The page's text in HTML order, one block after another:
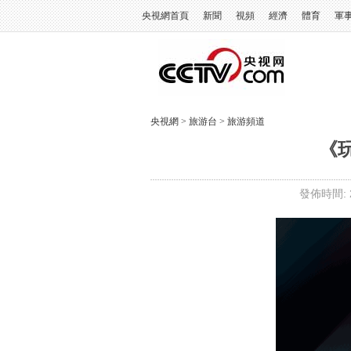
央視網首頁 新聞 視頻 經濟 體育 軍
央視網 > 旅游台 > 旅游頻道
《
發佈時間: